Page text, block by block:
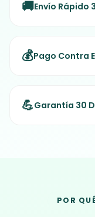
🚚Envío Rápido
💰Pago Contra
💪Garantía 30
POR